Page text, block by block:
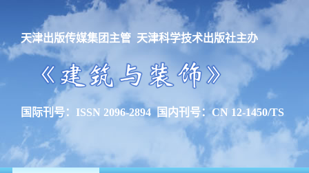
天津出版传媒集团主管 天津科学技术出版社主办
国际刊号：ISSN 2096-2894 国内刊号：CN 12-1450/TS